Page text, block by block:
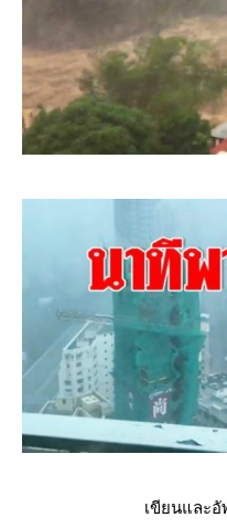
เขียนและ